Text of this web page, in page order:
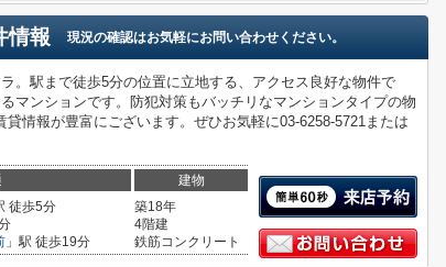
情報 現況の確認はお気軽にお問い合わせください。
。駅まで徒歩5分の位置に立地する、アクセス良好な物件で
マンションです。防犯対策もバッチリなマンションタイプの物
情報が豊富にございます。ぜひお気軽に03-6258-5721または
建物
徒歩5分
」駅 徒歩19分
築18年
4階建
鉄筋コンクリート